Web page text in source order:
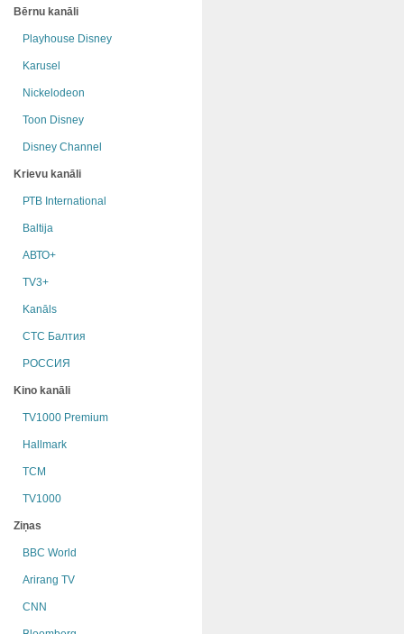
Bērnu kanāli
Playhouse Disney
Karusel
Nickelodeon
Toon Disney
Disney Channel
Krievu kanāli
РТB International
Baltija
АВТО+
TV3+
Kanāls
СТС Балтия
РОССИЯ
Kino kanāli
TV1000 Premium
Hallmark
TCM
TV1000
Ziņas
BBC World
Arirang TV
CNN